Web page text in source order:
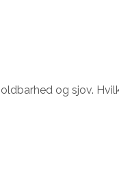
og sjov.